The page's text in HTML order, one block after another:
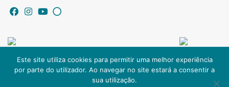
© Copyright IPO-PORTO. Todos os direitos reservados.
Este site utiliza cookies para permitir uma melhor experiência
por parte do utilizador. Ao navegar no site estará a consentir a
sua utilização.